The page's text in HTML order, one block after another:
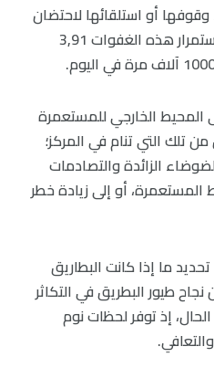
وقوفها أو استلقائها لاحتضان
بيوضها، وكان يبلغ متوسط استمرار هذه الغفوات 3,91
المحيط الخارجي للمستعمرة
تلك التي تنام في المركز؛
الزائدة والتصادمات
أو إلى زيادة خطر
ما إذا كانت البطاريق
طيور البطريق في التكاثر
إذ توفر لحظات نوم